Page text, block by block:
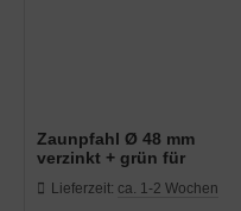
Zaunpfahl Ø 48 mm
verzinkt + grün für
Lieferzeit: ca. 1-2 Wochen